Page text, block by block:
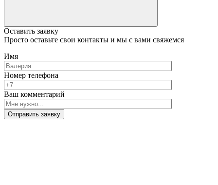
Оставить заявку
Просто оставьте свои контакты и мы с вами свяжемся
Имя
Номер телефона
Ваш комментарий
Отправить заявку